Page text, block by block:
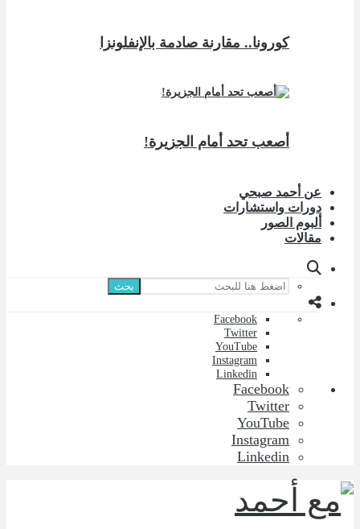
كورونا.. مقارنة صادمة بالإنفلونزا
أصعب تحد أمام الجزيرة!
عن أحمد صبحي
دورات واستشارات
ألبوم الصور
مقالات
بحث
Facebook
Twitter
YouTube
Instagram
Linkedin
Facebook
Twitter
YouTube
Instagram
Linkedin